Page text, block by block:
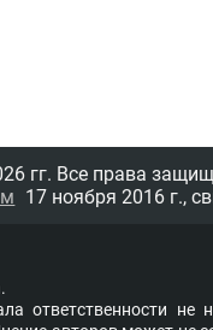
гг. Все права
17 ноября 2016 г.,
от­вет­ствен­но­сти не